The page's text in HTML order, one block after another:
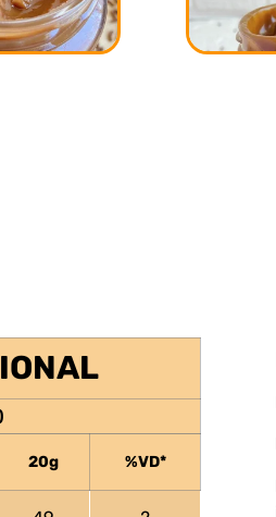
20g %VD*